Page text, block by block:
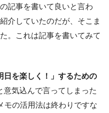
記事を書いて良いと言わ
介していたのだが、そこま
。これは記事を書いてみて
日を楽しく！」するための
意気込んで言ってしまった
モの活用法は終わりですな